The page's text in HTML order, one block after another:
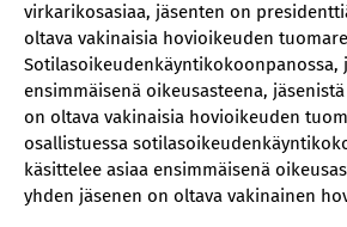
virkarikosasiaa, jäsenten on
oltava vakinaisia hovioikeuden
Sotilasoikeudenkäyntikokoonpanossa,
ensimmäisenä oikeusasteena,
on oltava vakinaisia hovioikeuden
osallistuessa
käsittelee asiaa ensimmäisenä
yhden jäsenen on oltava vakinainen